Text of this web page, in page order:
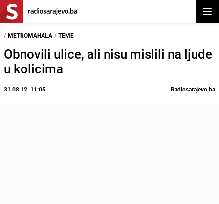
/ METROMAHALA / TEME
Obnovili ulice, ali nisu mislili na ljude
u kolicima
31.08.12. 11:05 Radiosarajevo.ba